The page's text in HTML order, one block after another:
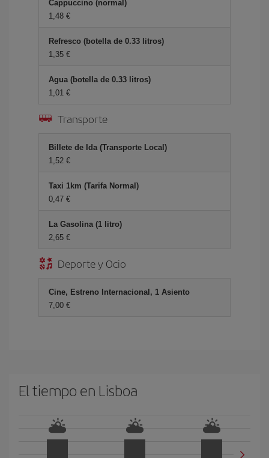
Cappuccino (normal)
1,48 €
Refresco (botella de 0.33 litros)
1,35 €
Agua (botella de 0.33 litros)
1,01 €
Transporte
Billete de Ida (Transporte Local)
1,52 €
Taxi 1km (Tarifa Normal)
0,47 €
La Gasolina (1 litro)
2,65 €
Deporte y Ocio
Cine, Estreno Internacional, 1 Asiento
7,00 €
El tiempo en Lisboa